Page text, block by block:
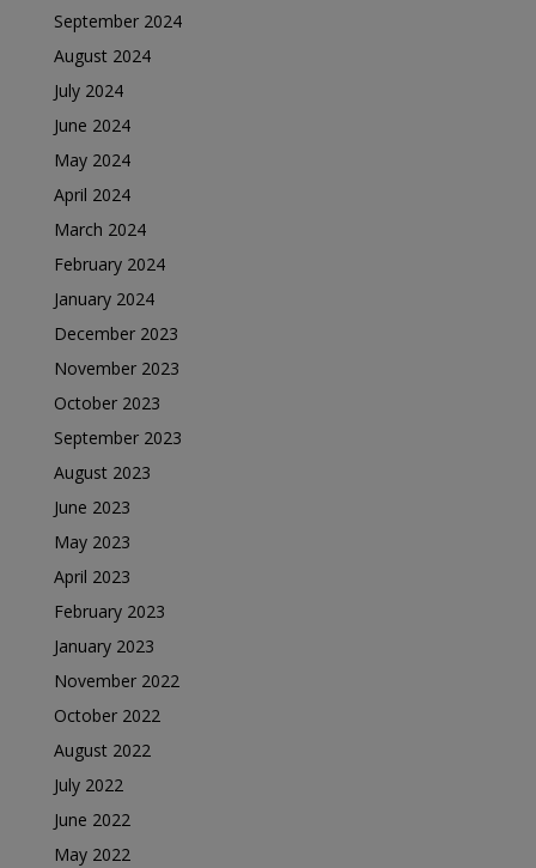
September 2024
August 2024
July 2024
June 2024
May 2024
April 2024
March 2024
February 2024
January 2024
December 2023
November 2023
October 2023
September 2023
August 2023
June 2023
May 2023
April 2023
February 2023
January 2023
November 2022
October 2022
August 2022
July 2022
June 2022
May 2022